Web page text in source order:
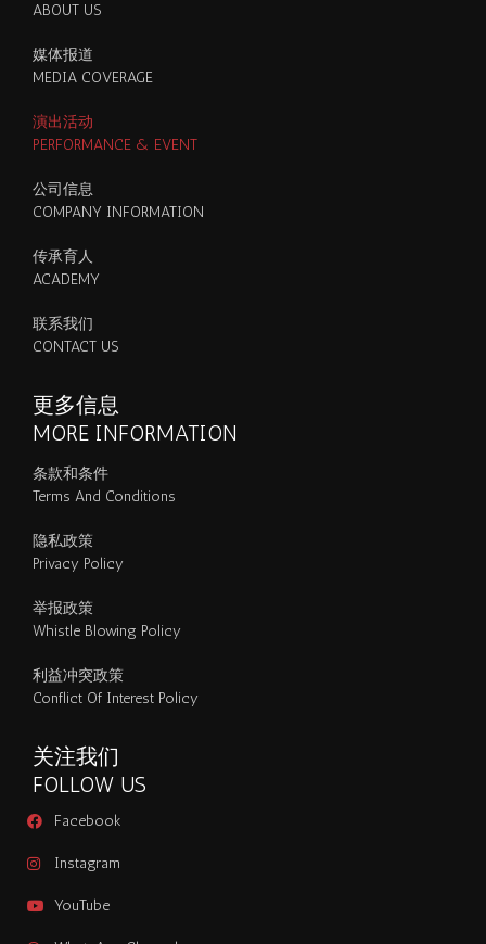
ABOUT US
媒体报道
MEDIA COVERAGE
演出活动
PERFORMANCE & EVENT
公司信息
COMPANY INFORMATION
传承育人
ACADEMY
联系我们
CONTACT US
更多信息
MORE INFORMATION
条款和条件
Terms And Conditions
隐私政策
Privacy Policy
举报政策
Whistle Blowing Policy
利益冲突政策
Conflict Of Interest Policy
关注我们
FOLLOW US
Facebook
Instagram
YouTube